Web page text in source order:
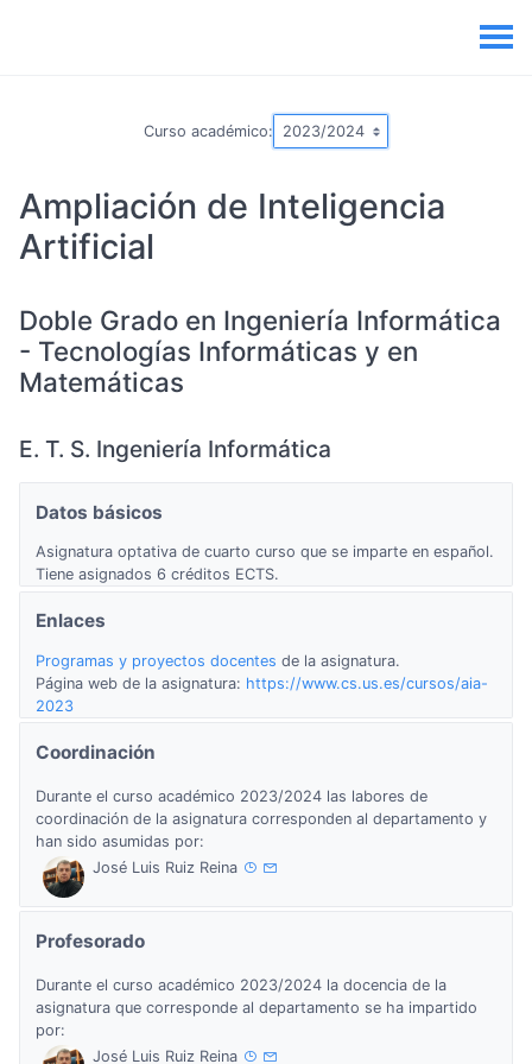
Curso académico:
Ampliación de Inteligencia
Artificial
Doble Grado en Ingeniería Informática
- Tecnologías Informáticas y en
Matemáticas
E. T. S. Ingeniería Informática
Datos básicos
Asignatura optativa de cuarto curso que se imparte en español.
Tiene asignados 6 créditos ECTS.
Enlaces
Programas y proyectos docentes de la asignatura.
Página web de la asignatura: https://www.cs.us.es/cursos/aia-
2023
Coordinación
Durante el curso académico 2023/2024 las labores de
coordinación de la asignatura corresponden al departamento y
han sido asumidas por:
José Luis Ruiz Reina
Profesorado
Durante el curso académico 2023/2024 la docencia de la
asignatura que corresponde al departamento se ha impartido
por:
José Luis Ruiz Reina